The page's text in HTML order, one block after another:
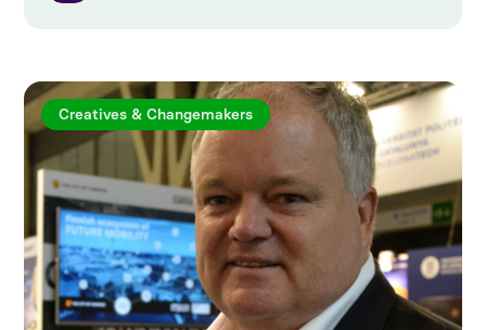
Creatives & Changemakers